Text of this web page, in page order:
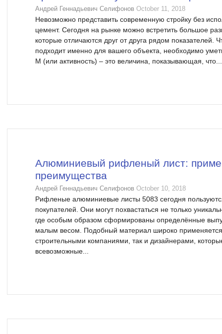
Андрей Геннадьевич Селифонов October 11, 2018
Невозможно представить современную стройку без
цемент. Сегодня на рынке можно встретить большое
которые отличаются друг от друга рядом показателей.
подходит именно для вашего объекта, необходимо
М (или активность) – это величина, показывающая, что...
Алюминиевый рифленый лист:
преимущества
Андрей Геннадьевич Селифонов October 10, 2018
Рифленые алюминиевые листы 5083 сегодня
покупателей. Они могут похвастаться не только
где особым образом сформированы определённые
малым весом. Подобный материал широко
строительными компаниями, так и дизайнерами,
всевозможные...